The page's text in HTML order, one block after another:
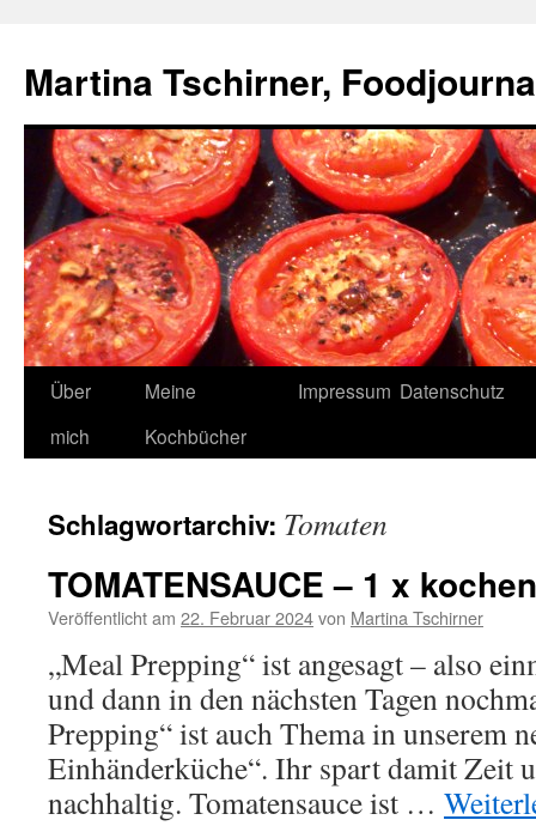
springen
Martina Tschirner,
Über
mich
Meine
Kochbücher
Impressum Datenschutz
Schlagwortarchiv: Tomaten
TOMATENSAUCE – 1 x
Veröffentlicht am 22. Februar 2024von Martina Tschirner
„Meal Prepping“ ist angesagt – also
und dann in den nächsten Tagen
Prepping“ ist auch Thema in unserem
Einhänderküche“. Ihr spart damit Zeit
nachhaltig. Tomatensauce ist …